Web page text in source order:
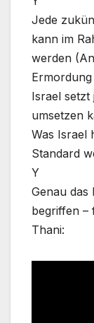
Jede
kann im
werden
Israel setzt
umsetzen
Was Israel
Standard
Y
Genau
begriffen –
Thani: